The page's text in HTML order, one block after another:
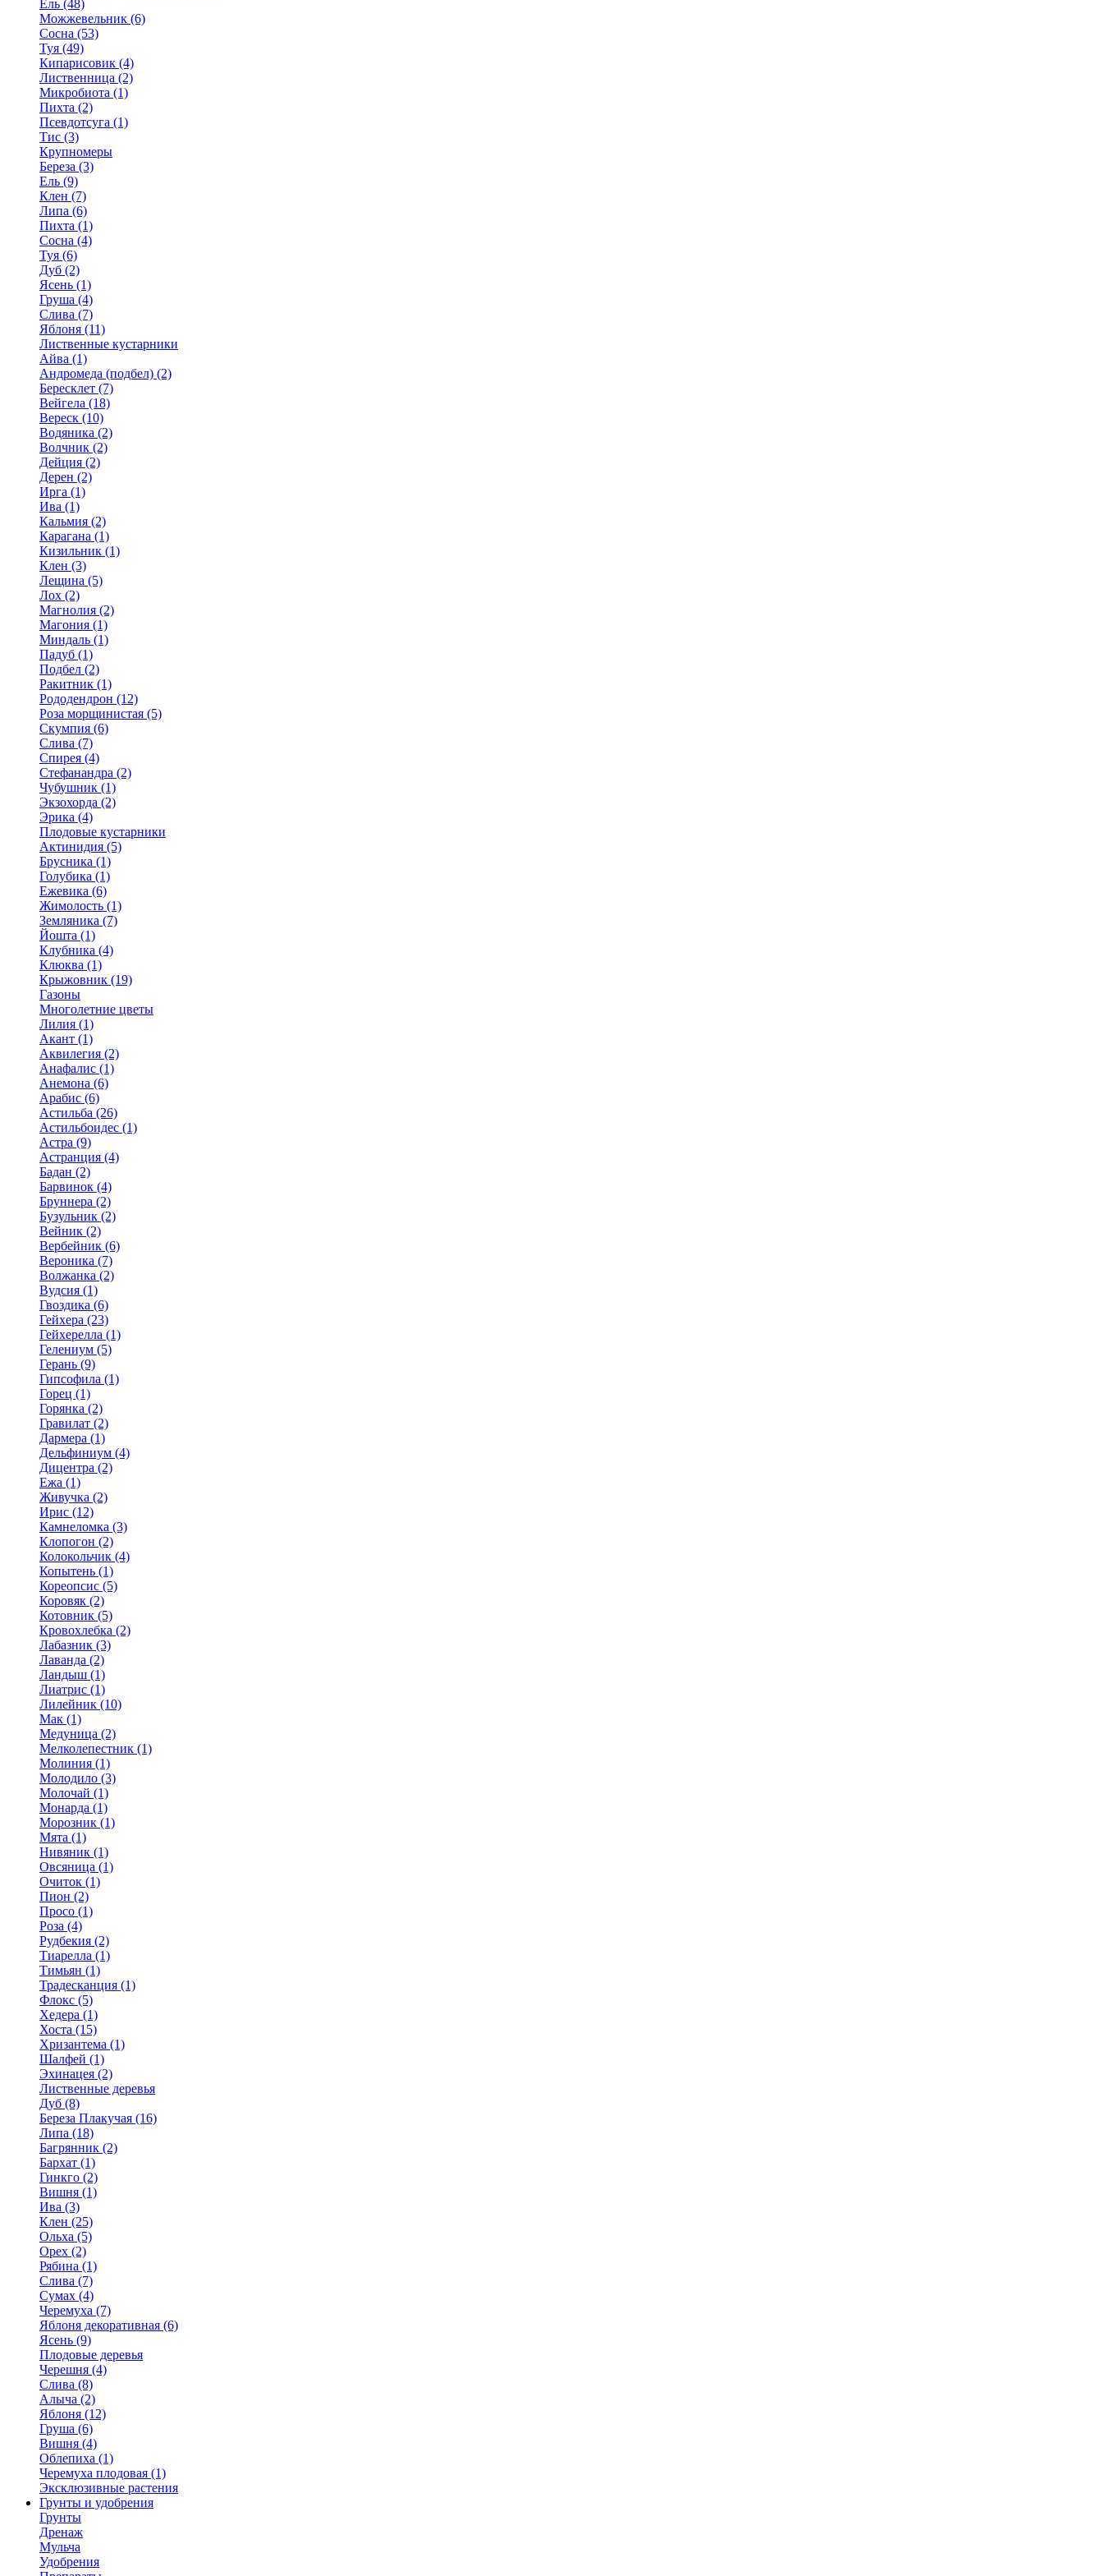
Ель (48)
Можжевельник (6)
Сосна (53)
Туя (49)
Кипарисовик (4)
Лиственница (2)
Микробиота (1)
Пихта (2)
Псевдотсуга (1)
Тис (3)
Крупномеры
Береза (3)
Ель (9)
Клен (7)
Липа (6)
Пихта (1)
Сосна (4)
Туя (6)
Дуб (2)
Ясень (1)
Груша (4)
Слива (7)
Яблоня (11)
Лиственные кустарники
Айва (1)
Андромеда (подбел) (2)
Бересклет (7)
Вейгела (18)
Вереск (10)
Водяника (2)
Волчник (2)
Дейция (2)
Дерен (2)
Ирга (1)
Ива (1)
Кальмия (2)
Карагана (1)
Кизильник (1)
Клен (3)
Лещина (5)
Лох (2)
Магнолия (2)
Магония (1)
Миндаль (1)
Падуб (1)
Подбел (2)
Ракитник (1)
Рододендрон (12)
Роза морщинистая (5)
Скумпия (6)
Слива (7)
Спирея (4)
Стефанандра (2)
Чубушник (1)
Экзохорда (2)
Эрика (4)
Плодовые кустарники
Актинидия (5)
Брусника (1)
Голубика (1)
Ежевика (6)
Жимолость (1)
Земляника (7)
Йошта (1)
Клубника (4)
Клюква (1)
Крыжовник (19)
Газоны
Многолетние цветы
Лилия (1)
Акант (1)
Аквилегия (2)
Анафалис (1)
Анемона (6)
Арабис (6)
Астильба (26)
Астильбоидес (1)
Астра (9)
Астранция (4)
Бадан (2)
Барвинок (4)
Бруннера (2)
Бузульник (2)
Вейник (2)
Вербейник (6)
Вероника (7)
Волжанка (2)
Вудсия (1)
Гвоздика (6)
Гейхера (23)
Гейхерелла (1)
Гелениум (5)
Герань (9)
Гипсофила (1)
Горец (1)
Горянка (2)
Гравилат (2)
Дармера (1)
Дельфиниум (4)
Дицентра (2)
Ежа (1)
Живучка (2)
Ирис (12)
Камнеломка (3)
Клопогон (2)
Колокольчик (4)
Копытень (1)
Кореопсис (5)
Коровяк (2)
Котовник (5)
Кровохлебка (2)
Лабазник (3)
Лаванда (2)
Ландыш (1)
Лиатрис (1)
Лилейник (10)
Мак (1)
Медуница (2)
Мелколепестник (1)
Молиния (1)
Молодило (3)
Молочай (1)
Монарда (1)
Морозник (1)
Мята (1)
Нивяник (1)
Овсяница (1)
Очиток (1)
Пион (2)
Просо (1)
Роза (4)
Рудбекия (2)
Тиарелла (1)
Тимьян (1)
Традесканция (1)
Флокс (5)
Хедера (1)
Хоста (15)
Хризантема (1)
Шалфей (1)
Эхинацея (2)
Лиственные деревья
Дуб (8)
Береза Плакучая (16)
Липа (18)
Багрянник (2)
Бархат (1)
Гинкго (2)
Вишня (1)
Ива (3)
Клен (25)
Ольха (5)
Орех (2)
Рябина (1)
Слива (7)
Сумах (4)
Черемуха (7)
Яблоня декоративная (6)
Ясень (9)
Плодовые деревья
Черешня (4)
Слива (8)
Алыча (2)
Яблоня (12)
Груша (6)
Вишня (4)
Облепиха (1)
Черемуха плодовая (1)
Эксклюзивные растения
Грунты и удобрения
Грунты
Дренаж
Мульча
Удобрения